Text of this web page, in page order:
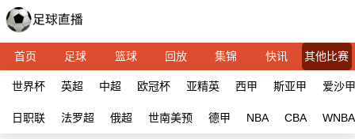
首页 足球 篮球 回放 集锦 快讯 其他比赛
世界杯 英超 中超 欧冠杯 亚精英 西甲 斯亚甲 爱沙甲
日职联 法罗超 俄超 世南美预 德甲 NBA CBA WNBA